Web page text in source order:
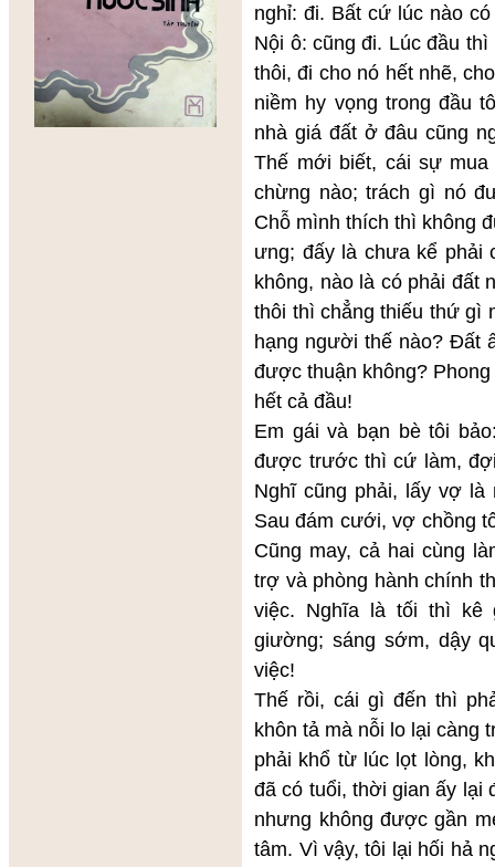
nghỉ: đi. Bất cứ lúc nào
Nội ô: cũng đi. Lúc đầu
thôi, đi cho nó hết nhẽ,
niềm hy vọng trong đầu
nhà giá đất ở đâu cũng
Thế mới biết, cái sự
chừng nào; trách gì nó
Chỗ mình thích thì không
ưng; đấy là chưa kể phải
không, nào là có phải đất
thôi thì chẳng thiếu thứ gì
hạng người thế nào? Đất
được thuận không?
hết cả đầu!
Em gái và bạn bè tôi
được trước thì cứ làm,
Nghĩ cũng phải, lấy vợ là
Sau đám cưới, vợ chồng
Cũng may, cả hai cùng
trợ và phòng hành chính
việc. Nghĩa là tối thì kê
giường; sáng sớm, dậy
việc!
Thế rồi, cái gì đến thì
khôn tả mà nỗi lo lại càng
phải khổ từ lúc lọt lòng,
đã có tuổi, thời gian ấy lại
nhưng không được gần
tâm. Vì vậy, tôi lại hối hả